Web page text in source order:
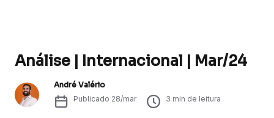
Análise | Internacional | Mar/24
André Valério
Publicado 28/mar 3 min de leitura